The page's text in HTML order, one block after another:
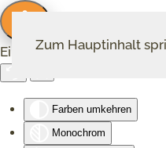
Eingabehilfen öffnen
Farben umkehren
Monochrom
Zum Hauptinhalt